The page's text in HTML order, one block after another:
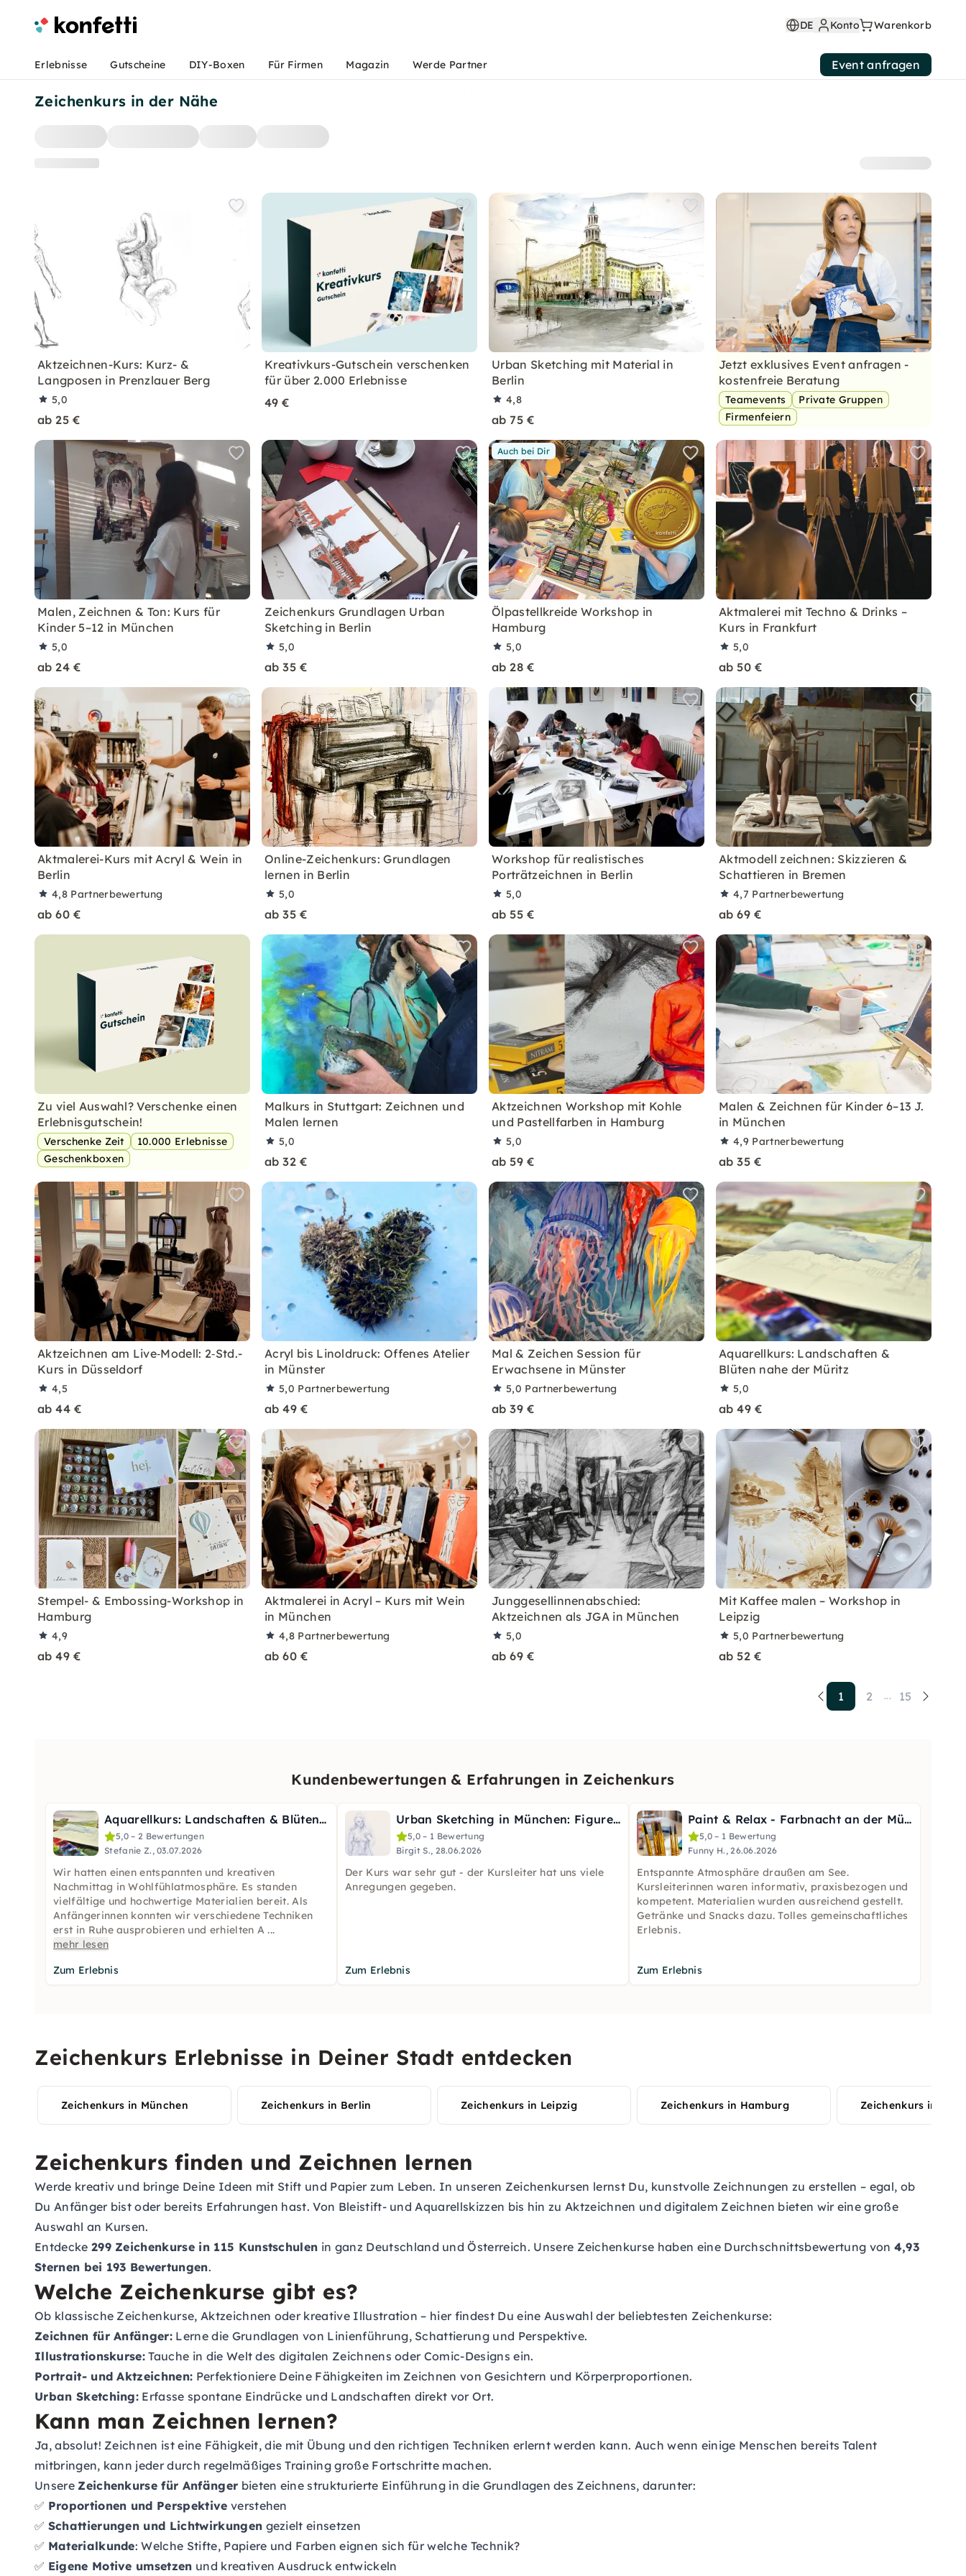
Zeichenkurs in der Nähe
Aktzeichnen-Kurs: Kurz- &
Langposen in Prenzlauer Berg
5,0
ab 25 €
Kreativkurs-Gutschein verschenken
für über 2.000 Erlebnisse
49 €
Urban Sketching mit Material in
Berlin
4,8
ab 75 €
Jetzt exklusives Event anfragen -
kostenfreie Beratung
Teamevents
Private Gruppen
Firmenfeiern
Malen, Zeichnen & Ton: Kurs für
Kinder 5–12 in München
5,0
ab 24 €
Zeichenkurs Grundlagen Urban
Sketching in Berlin
5,0
ab 35 €
Auch bei Dir
Ölpastellkreide Workshop in
Hamburg
5,0
ab 28 €
Aktmalerei mit Techno & Drinks –
Kurs in Frankfurt
5,0
ab 50 €
Aktmalerei-Kurs mit Acryl & Wein in
Berlin
4,8 Partnerbewertung
ab 60 €
Online-Zeichenkurs: Grundlagen
lernen in Berlin
5,0
ab 35 €
Workshop für realistisches
Porträtzeichnen in Berlin
5,0
ab 55 €
Aktmodell zeichnen: Skizzieren &
Schattieren in Bremen
4,7 Partnerbewertung
ab 69 €
Zu viel Auswahl? Verschenke einen
Erlebnisgutschein!
Verschenke Zeit
10.000 Erlebnisse
Geschenkboxen
Malkurs in Stuttgart: Zeichnen und
Malen lernen
5,0
ab 32 €
Aktzeichnen Workshop mit Kohle
und Pastellfarben in Hamburg
5,0
ab 59 €
Malen & Zeichnen für Kinder 6–13 J.
in München
4,9 Partnerbewertung
ab 35 €
Aktzeichnen am Live‑Modell: 2‑Std.-
Kurs in Düsseldorf
4,5
ab 44 €
Acryl bis Linoldruck: Offenes Atelier
in Münster
5,0 Partnerbewertung
ab 49 €
Mal & Zeichen Session für
Erwachsene in Münster
5,0 Partnerbewertung
ab 39 €
Aquarellkurs: Landschaften &
Blüten nahe der Müritz
5,0
ab 49 €
Stempel- & Embossing-Workshop in
Hamburg
4,9
ab 49 €
Aktmalerei in Acryl – Kurs mit Wein
in München
4,8 Partnerbewertung
ab 60 €
Junggesellinnenabschied:
Aktzeichnen als JGA in München
5,0
ab 69 €
Mit Kaffee malen – Workshop in
Leipzig
5,0 Partnerbewertung
ab 52 €
1 2 ... 15
Kundenbewertungen & Erfahrungen in Zeichenkurs
Aquarellkurs: Landschaften & Blüten nahe der Müritz
5,0 – 2 Bewertungen
Stefanie Z., 03.07.2026
Wir hatten einen entspannten und kreativen
Nachmittag in Wohlfühlatmosphäre. Es standen
vielfältige und hochwertige Materialien bereit. Als
Anfängerinnen konnten wir verschiedene Techniken
erst in Ruhe ausprobieren und erhielten A ...
mehr lesen
Zum Erlebnis
Urban Sketching in München: Figuren lebendig zeichnen
5,0 – 1 Bewertung
Birgit S., 28.06.2026
Der Kurs war sehr gut - der Kursleiter hat uns viele
Anregungen gegeben.
Zum Erlebnis
Paint & Relax - Farbnacht an der Müritz
5,0 – 1 Bewertung
Funny H., 26.06.2026
Entspannte Atmosphäre draußen am See.
Kursleiterinnen waren informativ, praxisbezogen und
kompetent. Materialien wurden ausreichend gestellt.
Getränke und Snacks dazu. Tolles gemeinschaftliches
Erlebnis.
Zum Erlebnis
Zeichenkurs Erlebnisse in Deiner Stadt entdecken
Zeichenkurs in München Zeichenkurs in Berlin Zeichenkurs in Leipzig Zeichenkurs in Hamburg Zeichenkurs in
Zeichenkurs finden und Zeichnen lernen
Werde kreativ und bringe Deine Ideen mit Stift und Papier zum Leben. In unseren Zeichenkursen lernst Du, kunstvolle Zeichnungen zu erstellen – egal, ob
Du Anfänger bist oder bereits Erfahrungen hast. Von Bleistift- und Aquarellskizzen bis hin zu Aktzeichnen und digitalem Zeichnen bieten wir eine große
Auswahl an Kursen.
Entdecke 299 Zeichenkurse in 115 Kunstschulen in ganz Deutschland und Österreich. Unsere Zeichenkurse haben eine Durchschnittsbewertung von 4,93
Sternen bei 193 Bewertungen.
Welche Zeichenkurse gibt es?
Ob klassische Zeichenkurse, Aktzeichnen oder kreative Illustration – hier findest Du eine Auswahl der beliebtesten Zeichenkurse:
Zeichnen für Anfänger: Lerne die Grundlagen von Linienführung, Schattierung und Perspektive.
Illustrationskurse: Tauche in die Welt des digitalen Zeichnens oder Comic-Designs ein.
Portrait- und Aktzeichnen: Perfektioniere Deine Fähigkeiten im Zeichnen von Gesichtern und Körperproportionen.
Urban Sketching: Erfasse spontane Eindrücke und Landschaften direkt vor Ort.
Kann man Zeichnen lernen?
Ja, absolut! Zeichnen ist eine Fähigkeit, die mit Übung und den richtigen Techniken erlernt werden kann. Auch wenn einige Menschen bereits Talent
mitbringen, kann jeder durch regelmäßiges Training große Fortschritte machen.
Unsere Zeichenkurse für Anfänger bieten eine strukturierte Einführung in die Grundlagen des Zeichnens, darunter:
✅ Proportionen und Perspektive verstehen
✅ Schattierungen und Lichtwirkungen gezielt einsetzen
✅ Materialkunde: Welche Stifte, Papiere und Farben eignen sich für welche Technik?
✅ Eigene Motive umsetzen und kreativen Ausdruck entwickeln
DE Konto Warenkorb
Erlebnisse Gutscheine DIY-Boxen Für Firmen Magazin Werde Partner Event anfragen